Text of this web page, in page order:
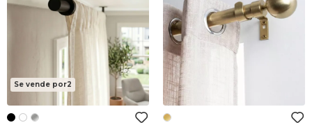
Se vende por2